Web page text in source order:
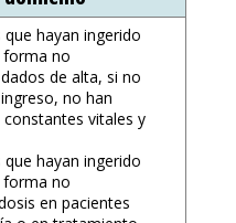
hayan ingerido
forma no
de alta, si no
no han
vitales y
hayan ingerido
forma no
en pacientes